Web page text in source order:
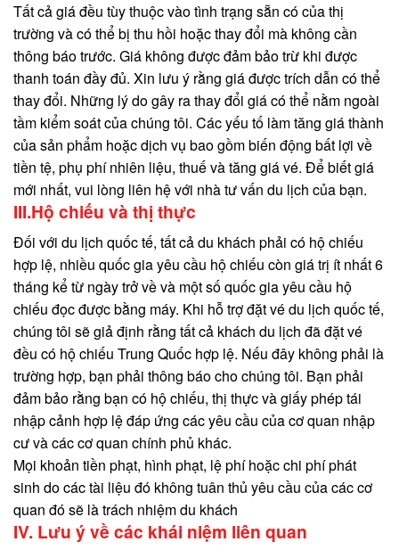
Tất cả giá đều tùy thuộc vào tình trạng sẵn có của thị
trường và có thể bị thu hồi hoặc thay đổi mà không cần
thông báo trước. Giá không được đảm bảo trừ khi được
thanh toán đầy đủ. Xin lưu ý rằng giá được trích dẫn có thể
thay đổi. Những lý do gây ra thay đổi giá có thể nằm ngoài
tầm kiểm soát của chúng tôi. Các yếu tố làm tăng giá thành
của sản phẩm hoặc dịch vụ bao gồm biến động bất lợi về
tiền tệ, phụ phí nhiên liệu, thuế và tăng giá vé. Để biết giá
mới nhất, vui lòng liên hệ với nhà tư vấn du lịch của bạn.
III.Hộ chiếu và thị thực
Đối với du lịch quốc tế, tất cả du khách phải có hộ chiếu
hợp lệ, nhiều quốc gia yêu cầu hộ chiếu còn giá trị ít nhất 6
tháng kể từ ngày trở về và một số quốc gia yêu cầu hộ
chiếu đọc được bằng máy. Khi hỗ trợ đặt vé du lịch quốc tế,
chúng tôi sẽ giả định rằng tất cả khách du lịch đã đặt vé
đều có hộ chiếu Trung Quốc hợp lệ. Nếu đây không phải là
trường hợp, bạn phải thông báo cho chúng tôi. Bạn phải
đảm bảo rằng bạn có hộ chiếu, thị thực và giấy phép tái
nhập cảnh hợp lệ đáp ứng các yêu cầu của cơ quan nhập
cư và các cơ quan chính phủ khác.
Mọi khoản tiền phạt, hình phạt, lệ phí hoặc chi phí phát
sinh do các tài liệu đó không tuân thủ yêu cầu của các cơ
quan đó sẽ là trách nhiệm du khách
IV. Lưu ý về các khái niệm liên quan